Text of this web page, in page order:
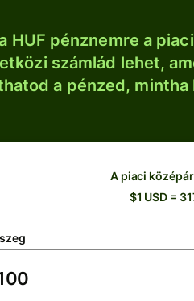
HUF pénznemre a
számlád lehet,
a pénzed,
A piaci
$1 USD =